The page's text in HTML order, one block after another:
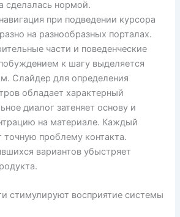
сделалась нормой.
при подведении курсора
на разнообразных порталах.
части и поведенческие
к шагу выделяется
Слайдер для определения
обладает характерный
диалог затеняет основу и
на материале. Каждый
точную проблему контакта.
вариантов убыстряет
стимулируют восприятие системы